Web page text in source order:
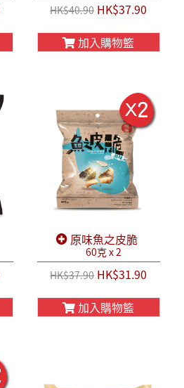
HK$40.90HK$37.90
加入購物籃
原味魚之皮脆
60克 x 2
HK$37.90HK$31.90
加入購物籃